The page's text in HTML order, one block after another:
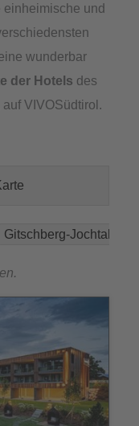
und
wunderbar
der Hotels des
VIVOSüdtirol.
Gitschberg-Jochtal